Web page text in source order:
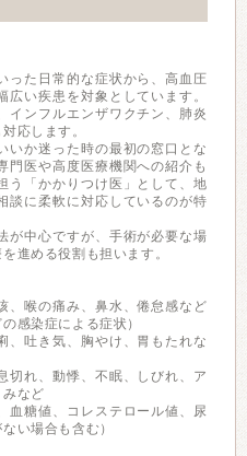
った日常的な症状から、高血圧
い疾患を対象としています。
インフルエンザワクチン、肺炎
応します。
いか迷った時の最初の窓口とな
門医や高度医療機関への紹介も
う「かかりつけ医」として、地
談に柔軟に対応しているのが特
が中心ですが、手術が必要な場
進める役割も担います。
、喉の痛み、鼻水、倦怠感など
感染症による症状）
、吐き気、胸やけ、胃もたれな
切れ、動悸、不眠、しびれ、ア
など
血糖値、コレステロール値、尿
い場合も含む）